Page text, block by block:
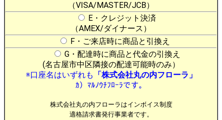
（VISA/MASTER/JCB）
E・クレジット決済
（AMEX/ダイナース）
F・ご来店時に商品と引換え
G・配達時に商品と代金の引換え
(名古屋市中区隣接の配達可能時のみ）
※口座名はいずれも 「株式会社丸の内フローラ」
ｶ）ﾏﾙﾉｳﾁﾌﾛｰﾗです。
株式会社丸の内フローラはインボイス制度
適格請求書発行事業者です。